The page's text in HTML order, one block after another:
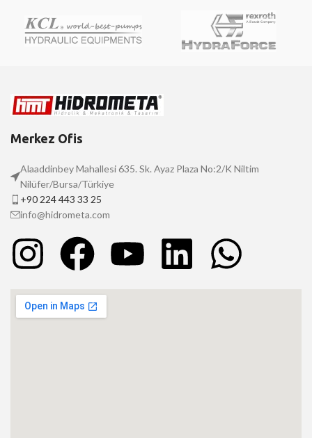
Merkez Ofis
Alaaddinbey Mahallesi 635. Sk. Ayaz Plaza No:2/K Niltim
Nilüfer/Bursa/Türkiye
+90 224 443 33 25
info@hidrometa.com